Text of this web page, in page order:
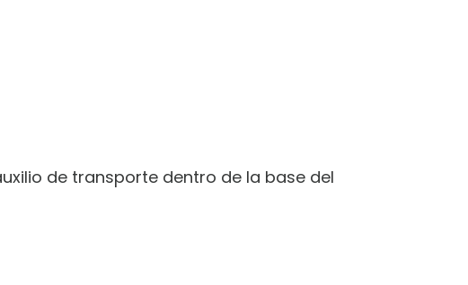
de transporte dentro de la base del